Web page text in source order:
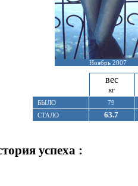
Ноябрь 2007
вес
кг
БЫЛО
79
СТАЛО
63.7
успеха :